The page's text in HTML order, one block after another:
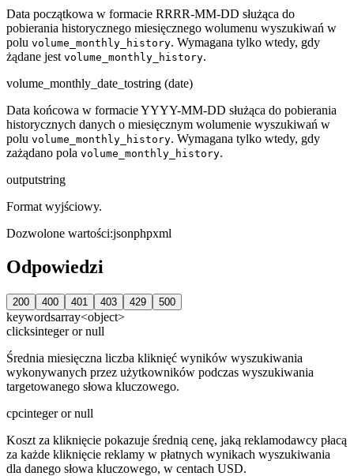
Data początkowa w formacie RRRR-MM-DD służąca do
pobierania historycznego miesięcznego wolumenu wyszukiwań w
polu volume_monthly_history. Wymagana tylko wtedy, gdy
żądane jest volume_monthly_history.
volume_monthly_date_tostring (date)
Data końcowa w formacie YYYY-MM-DD służąca do pobierania
historycznych danych o miesięcznym wolumenie wyszukiwań w
polu volume_monthly_history. Wymagana tylko wtedy, gdy
zażądano pola volume_monthly_history.
outputstring
Format wyjściowy.
Dozwolone wartości:jsonphpxml
Odpowiedzi
200 400 401 403 429 500
keywordsarray<object>
clicksinteger or null
Średnia miesięczna liczba kliknięć wyników wyszukiwania
wykonywanych przez użytkowników podczas wyszukiwania
targetowanego słowa kluczowego.
cpcinteger or null
Koszt za kliknięcie pokazuje średnią cenę, jaką reklamodawcy płacą
za każde kliknięcie reklamy w płatnych wynikach wyszukiwania
dla danego słowa kluczowego, w centach USD.